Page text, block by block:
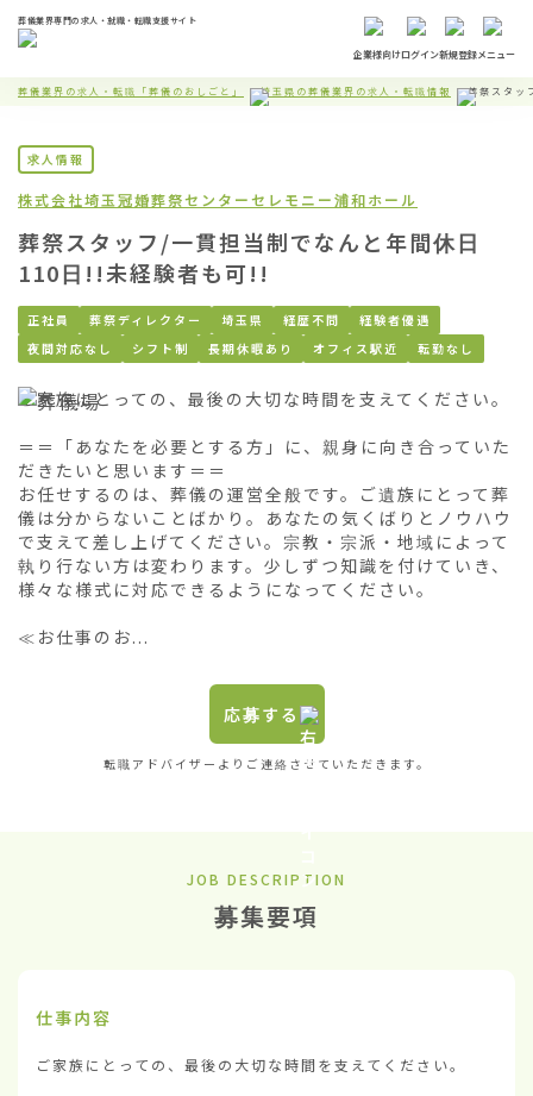
葬儀業界専門の求人・就職・転職支援サイト
企業様向けログイン新規登録メニュー
葬儀業界の求人・転職「葬儀のおしごと」 埼玉県の葬儀業界の求人・転職情報 葬祭スタッ
求人情報
株式会社埼玉冠婚葬祭センターセレモニー浦和ホール
葬祭スタッフ/一貫担当制でなんと年間休日
110日!!未経験者も可!!
正社員 葬祭ディレクター 埼玉県 経歴不問
経験者優遇
夜間対応なし
シフト制 長期休暇あり オフィス駅近 転勤なし
ご家族にとっての、最後の大切な時間を支えてください。
＝＝「あなたを必要とする方」に、親身に向き合っていた
だきたいと思います＝＝
お任せするのは、葬儀の運営全般です。ご遺族にとって葬
儀は分からないことばかり。あなたの気くばりとノウハウ
で支えて差し上げてください。宗教・宗派・地域によって
執り行ない方は変わります。少しずつ知識を付けていき、
様々な様式に対応できるようになってください。
≪お仕事のお...
応募する
転職アドバイザーよりご連絡させていただきます。
JOB DESCRIPTION
募集要項
仕事内容
ご家族にとっての、最後の大切な時間を支えてください。